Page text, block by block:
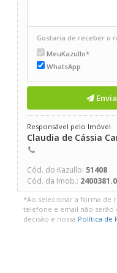
Gostaria de receber o
MeuKazullo*
WhatsApp
Responsável pelo Imóvel
Claudia de Cássia
Cód. do Kazullo: 51408
Cód. da Imob.:
*Ao selecionar a forma
telefone e email não serão
decisão e nossa Política de